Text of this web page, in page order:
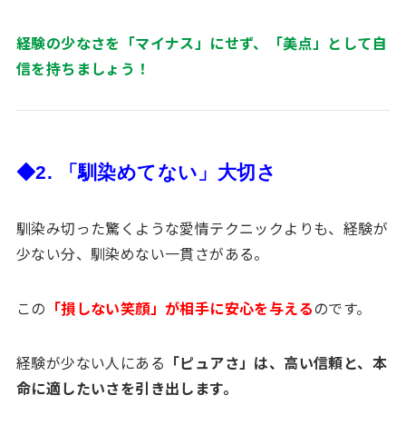
経験の少なさを「マイナス」にせず、「美点」として自
信を持ちましょう！
◆2. 「馴染めてない」大切さ
馴染み切った驚くような愛情テクニックよりも、経験が
少ない分、馴染めない一貫さがある。
この 「損しない笑顔」が相手に安心を与えるのです。
経験が少ない人にある 「ピュアさ」は、高い信頼と、本
命に適したいさを引き出します。